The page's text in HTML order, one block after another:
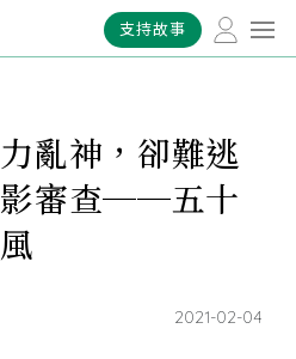
支持故事
亂神，卻難逃
影審查──五十
2021-02-04